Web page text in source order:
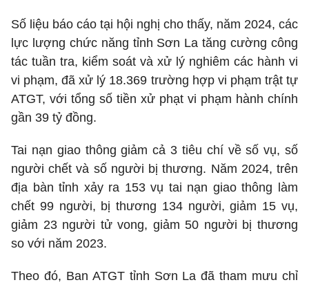
Số liệu báo cáo tại hội nghị cho thấy, năm 2024, các
lực lượng chức năng tỉnh Sơn La tăng cường công
tác tuần tra, kiểm soát và xử lý nghiêm các hành vi
vi phạm, đã xử lý 18.369 trường hợp vi phạm trật tự
ATGT, với tổng số tiền xử phạt vi phạm hành chính
gần 39 tỷ đồng.
Tai nạn giao thông giảm cả 3 tiêu chí về số vụ, số
người chết và số người bị thương. Năm 2024, trên
địa bàn tỉnh xảy ra 153 vụ tai nạn giao thông làm
chết 99 người, bị thương 134 người, giảm 15 vụ,
giảm 23 người tử vong, giảm 50 người bị thương
so với năm 2023.
Theo đó, Ban ATGT tỉnh Sơn La đã tham mưu chỉ